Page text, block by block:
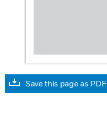
Save this page as PDF